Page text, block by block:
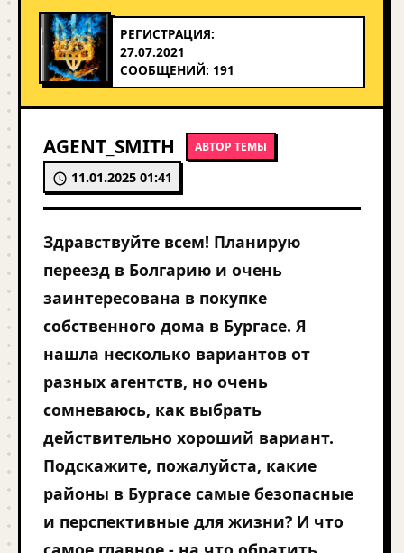
РЕГИСТРАЦИЯ:
27.07.2021
СООБЩЕНИЙ: 191
AGENT_SMITH АВТОР ТЕМЫ
11.01.2025 01:41
Здравствуйте всем! Планирую
переезд в Болгарию и очень
заинтересована в покупке
собственного дома в Бургасе. Я
нашла несколько вариантов от
разных агентств, но очень
сомневаюсь, как выбрать
действительно хороший вариант.
Подскажите, пожалуйста, какие
районы в Бургасе самые безопасные
и перспективные для жизни? И что